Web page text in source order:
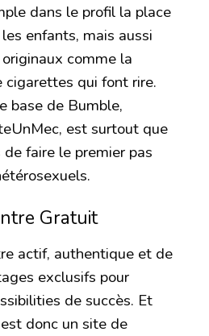
dans le profil la place
enfants, mais aussi
comme la
cigarettes qui font rire.
base de Bumble,
est surtout que
de faire le premier pas
Gratuit
actif, authentique et de
exclusifs pour
de succès. Et
donc un site de